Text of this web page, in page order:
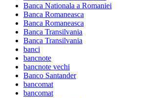
Banca Nationala a Romaniei
Banca Romaneasca
Banca Romaneasca
Banca Transilvania
Banca Transilvania
banci
bancnote
bancnote vechi
Banco Santander
bancomat
bancomat